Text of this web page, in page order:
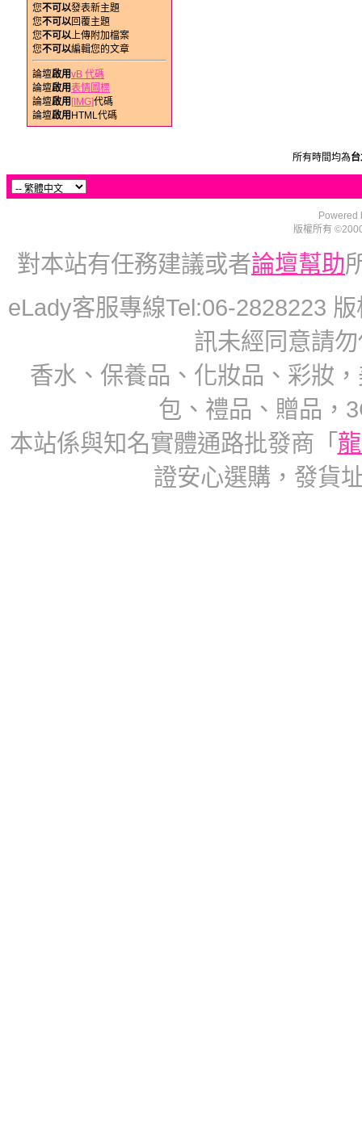
您不可以發表新主題
您不可以回覆主題
您不可以上傳附加檔案
您不可以編輯您的文章
論壇啟用vB 代碼
論壇啟用表情圖標
論壇啟用 [IMG]代碼
論壇啟用 HTML代碼
所有時間均為
Powered
版權所有
對本站有任務建議或者論壇幫助
eLady客服專線Tel:06-2828223
訊未經同意請
香水、保養品、化妝品、彩妝
包、禮品、贈品，
本站係與知名實體通路批發商「
證安心選購，發貨